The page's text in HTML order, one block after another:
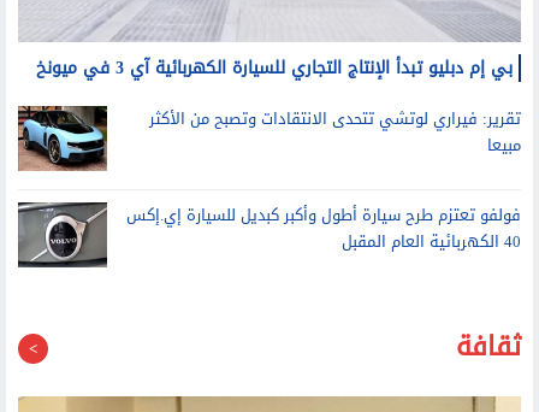
بي إم دبليو تبدأ الإنتاج التجاري للسيارة الكهربائية آي 3 في ميونخ
تقرير: فيراري لوتشي تتحدى الانتقادات وتصبح من الأكثر
مبيعا
فولفو تعتزم طرح سيارة أطول وأكبر كبديل للسيارة إي.إكس
40 الكهربائية العام المقبل
ثقافة